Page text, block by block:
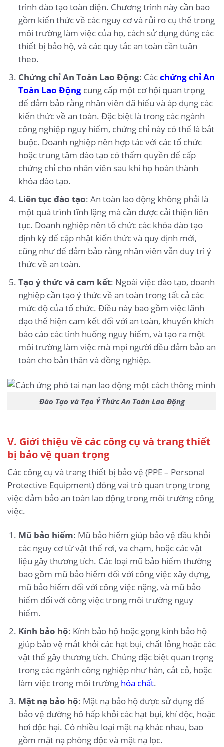
trình đào tạo toàn diện. Chương trình này cần bao
gồm kiến thức về các nguy cơ và rủi ro cụ thể trong
môi trường làm việc của họ, cách sử dụng đúng các
thiết bị bảo hộ, và các quy tắc an toàn cần tuân
theo.
Chứng chỉ An Toàn Lao Động: Cácchứng chỉ An
Toàn Lao Độngcung cấp một cơ hội quan trọng
để đảm bảo rằng nhân viên đã hiểu và áp dụng các
kiến thức về an toàn. Đặc biệt là trong các ngành
công nghiệp nguy hiểm, chứng chỉ này có thể là bắt
buộc. Doanh nghiệp nên hợp tác với các tổ chức
hoặc trung tâm đào tạo có thẩm quyền để cấp
chứng chỉ cho nhân viên sau khi họ hoàn thành
khóa đào tạo.
Liên tục đào tạo: An toàn lao động không phải là
một quá trình tĩnh lặng mà cần được cải thiện liên
tục. Doanh nghiệp nên tổ chức các khóa đào tạo
định kỳ để cập nhật kiến thức và quy định mới,
cũng như để đảm bảo rằng nhân viên vẫn duy trì ý
thức về an toàn.
Tạo ý thức và cam kết: Ngoài việc đào tạo, doanh
nghiệp cần tạo ý thức về an toàn trong tất cả các
mức độ của tổ chức. Điều này bao gồm việc lãnh
đạo thể hiện cam kết đối với an toàn, khuyến khích
báo cáo các tình huống nguy hiểm, và tạo ra một
môi trường làm việc mà mọi người đều đảm bảo an
toàn cho bản thân và đồng nghiệp.
Đào Tạo và Tạo Ý Thức An Toàn Lao Động
V. Giới thiệu về các công cụ và trang thiết
bị bảo vệ quan trọng
Các công cụ và trang thiết bị bảo vệ (PPE – Personal
Protective Equipment) đóng vai trò quan trọng trong
việc đảm bảo an toàn lao động trong môi trường công
việc.
Mũ bảo hiểm: Mũ bảo hiểm giúp bảo vệ đầu khỏi
các nguy cơ từ vật thể rơi, va chạm, hoặc các vật
liệu gây thương tích. Các loại mũ bảo hiểm thường
bao gồm mũ bảo hiểm đối với công việc xây dựng,
mũ bảo hiểm đối với công việc nặng, và mũ bảo
hiểm đối với công việc trong môi trường nguy
hiểm.
Kính bảo hộ: Kính bảo hộ hoặc gọng kính bảo hộ
giúp bảo vệ mắt khỏi các hạt bụi, chất lỏng hoặc các
vật thể gây thương tích. Chúng đặc biệt quan trọng
trong các ngành công nghiệp như hàn, cắt cỏ, hoặc
làm việc trong môi trường hóa chất.
Mặt nạ bảo hộ: Mặt nạ bảo hộ được sử dụng để
bảo vệ đường hô hấp khỏi các hạt bụi, khí độc, hoặc
hơi độc hại. Có nhiều loại mặt nạ khác nhau, bao
gồm mặt nạ phòng độc và mặt nạ lọc.